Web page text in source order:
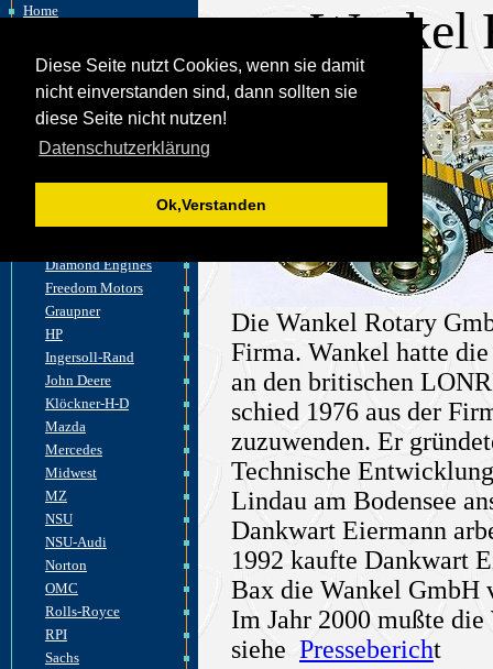
Diese Seite nutzt Cookies, wenn sie damit
nicht einverstanden sind, dann sollten sie
diese Seite nicht nutzen!
Datenschutzerklärung
Ok,Verstanden
Home
Wankelmotor
Fahrzeuge
Flugzeuge
Motorräder
Diamond Engines
Freedom Motors
Graupner
HP
Ingersoll-Rand
John Deere
Klöckner-H-D
Mazda
Mercedes
Midwest
MZ
NSU
NSU-Audi
Norton
OMC
Rolls-Royce
RPI
Sachs
Wankel
Die Wankel Rotary
Firma. Wankel hatte
an den britischen
schied 1976 aus der
zuzuwenden. Er
Technische
Lindau am Bodensee
Dankwart Eiermann
1992 kaufte Dankwart
Bax die Wankel GmbH
Im Jahr 2000 mußte
siehePressebericht